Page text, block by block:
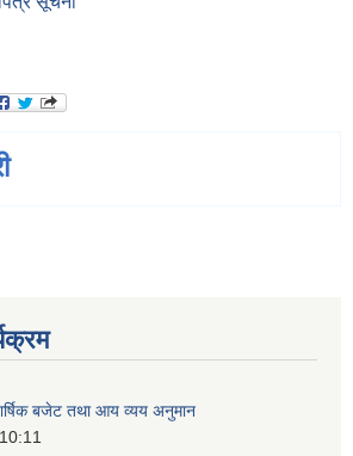
बजेट तथा आय व्यय अनुमान